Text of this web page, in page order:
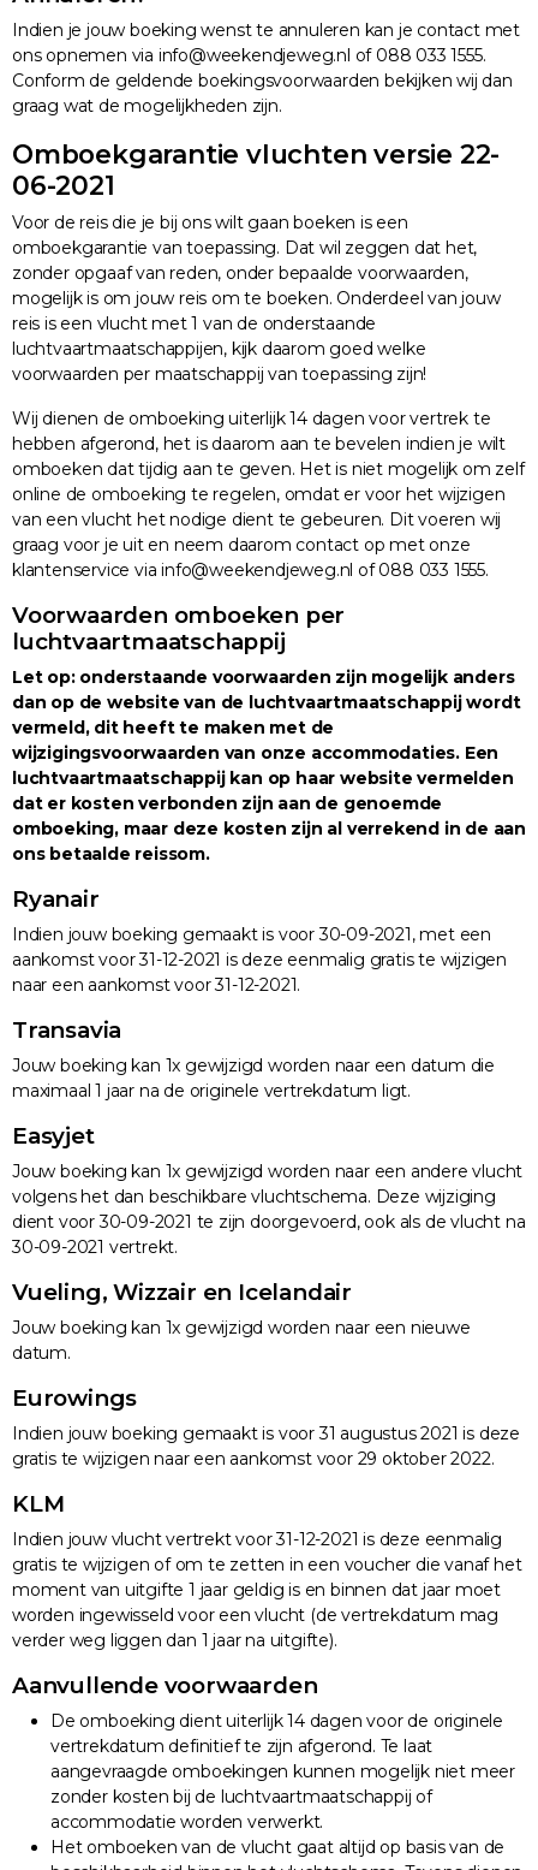
Indien je jouw boeking wenst te annuleren kan je contact met
ons opnemen via info@weekendjeweg.nl of 088 033 1555.
Conform de geldende boekingsvoorwaarden bekijken wij dan
graag wat de mogelijkheden zijn.
Omboekgarantie vluchten versie 22-
06-2021
Voor de reis die je bij ons wilt gaan boeken is een
omboekgarantie van toepassing. Dat wil zeggen dat het,
zonder opgaaf van reden, onder bepaalde voorwaarden,
mogelijk is om jouw reis om te boeken. Onderdeel van jouw
reis is een vlucht met 1 van de onderstaande
luchtvaartmaatschappijen, kijk daarom goed welke
voorwaarden per maatschappij van toepassing zijn!
Wij dienen de omboeking uiterlijk 14 dagen voor vertrek te
hebben afgerond, het is daarom aan te bevelen indien je wilt
omboeken dat tijdig aan te geven. Het is niet mogelijk om zelf
online de omboeking te regelen, omdat er voor het wijzigen
van een vlucht het nodige dient te gebeuren. Dit voeren wij
graag voor je uit en neem daarom contact op met onze
klantenservice via info@weekendjeweg.nl of 088 033 1555.
Voorwaarden omboeken per
luchtvaartmaatschappij
Let op: onderstaande voorwaarden zijn mogelijk anders
dan op de website van de luchtvaartmaatschappij wordt
vermeld, dit heeft te maken met de
wijzigingsvoorwaarden van onze accommodaties. Een
luchtvaartmaatschappij kan op haar website vermelden
dat er kosten verbonden zijn aan de genoemde
omboeking, maar deze kosten zijn al verrekend in de aan
ons betaalde reissom.
Ryanair
Indien jouw boeking gemaakt is voor 30-09-2021, met een
aankomst voor 31-12-2021 is deze eenmalig gratis te wijzigen
naar een aankomst voor 31-12-2021.
Transavia
Jouw boeking kan 1x gewijzigd worden naar een datum die
maximaal 1 jaar na de originele vertrekdatum ligt.
Easyjet
Jouw boeking kan 1x gewijzigd worden naar een andere vlucht
volgens het dan beschikbare vluchtschema. Deze wijziging
dient voor 30-09-2021 te zijn doorgevoerd, ook als de vlucht na
30-09-2021 vertrekt.
Vueling, Wizzair en Icelandair
Jouw boeking kan 1x gewijzigd worden naar een nieuwe
datum.
Eurowings
Indien jouw boeking gemaakt is voor 31 augustus 2021 is deze
gratis te wijzigen naar een aankomst voor 29 oktober 2022.
KLM
Indien jouw vlucht vertrekt voor 31-12-2021 is deze eenmalig
gratis te wijzigen of om te zetten in een voucher die vanaf het
moment van uitgifte 1 jaar geldig is en binnen dat jaar moet
worden ingewisseld voor een vlucht (de vertrekdatum mag
verder weg liggen dan 1 jaar na uitgifte).
Aanvullende voorwaarden
De omboeking dient uiterlijk 14 dagen voor de originele
vertrekdatum definitief te zijn afgerond. Te laat
aangevraagde omboekingen kunnen mogelijk niet meer
zonder kosten bij de luchtvaartmaatschappij of
accommodatie worden verwerkt.
Het omboeken van de vlucht gaat altijd op basis van de